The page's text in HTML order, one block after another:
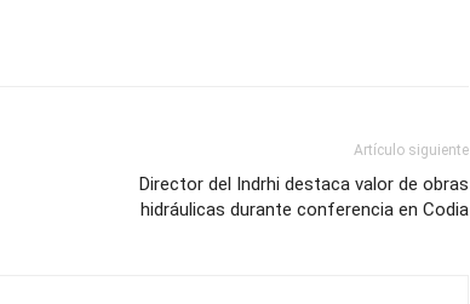
Artículo siguiente
Director del Indrhi destaca valor de obras
hidráulicas durante conferencia en Codia